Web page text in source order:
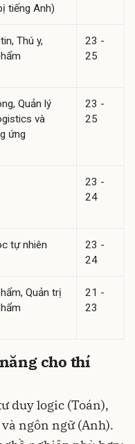
tiếng Anh)
Thú y,
23 -
25
Quản lý
và
ứng
23 -
25
23 -
24
tự nhiên
23 -
24
Quản trị
21 -
23
cho thí
duy logic (Toán),
ngôn ngữ (Anh).